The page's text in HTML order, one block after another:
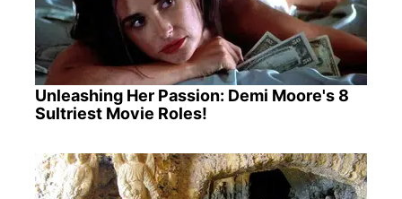
Unleashing Her Passion: Demi Moore's 8
Sultriest Movie Roles!